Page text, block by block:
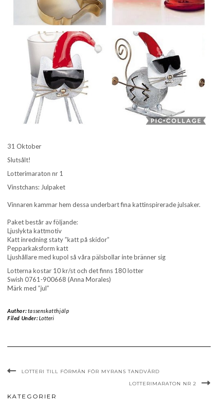
31 Oktober
Slutsålt!
Lotterimaraton nr 1
Vinstchans: Julpaket
Vinnaren kammar hem dessa underbart fina kattinspirerade julsaker.
Paket består av följande:
Ljuslykta kattmotiv
Katt inredning staty ”katt på skidor”
Pepparkaksform katt
Ljushållare med kupol så våra pälsbollar inte bränner sig
Lotterna kostar 10 kr/st och det finns 180 lotter
Swish 0761-900668 (Anna Morales)
Märk med ”jul”
Author:tassenskatthjälp
Filed Under:Lotteri
LOTTERI TILL FÖRMÅN FÖR MYRANS TANDVÅRD
LOTTERIMARATON NR 2
KATEGORIER